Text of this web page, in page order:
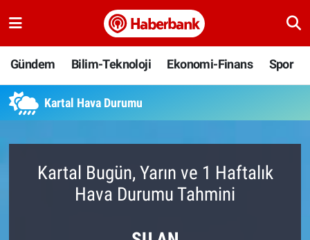
Gündem Bilim-Teknoloji Ekonomi-Finans Spor
Kartal Hava Durumu
Kartal Bugün, Yarın ve 1 Haftalık
Hava Durumu Tahmini
Bilim-Teknoloji
Ekonomi-Finans
Hava Durumu
Namaz Vakitleri
Süper Lig Puan Durumu ve Fikstür